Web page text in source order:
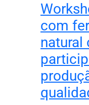
com
natural